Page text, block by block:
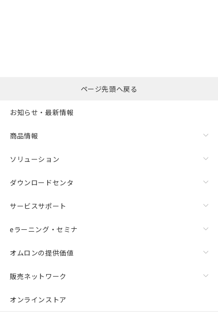
括ダウンロード
ページ先頭へ戻る
お知らせ・最新情報
商品情報
ソリューション
ダウンロードセンタ
サービスサポート
eラーニング・セミナ
オムロンの提供価値
販売ネットワーク
オンラインストア